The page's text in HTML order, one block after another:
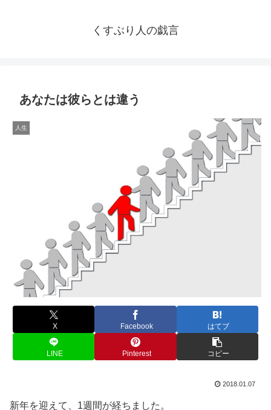
くすぶり人の戯言
あなたは彼らとは違う
人生
X Facebook はてブ
LINE Pinterest コピー
2018.01.07
新年を迎えて、1週間が経ちました。